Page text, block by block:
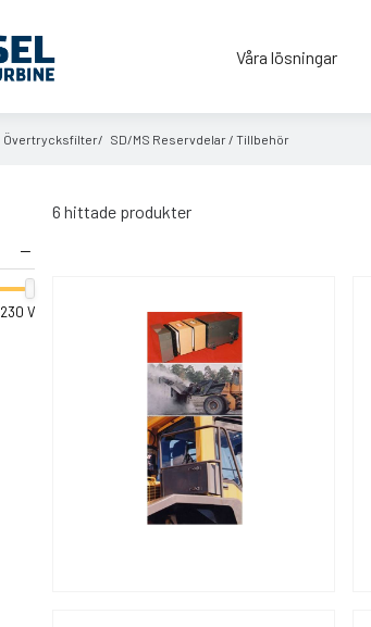
Våra lösningar
Övertrycksfilter SD/MS Reservdelar / Tillbehör
–
230 V
6 hittade produkter